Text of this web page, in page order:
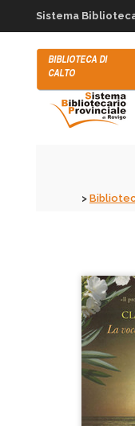
Sistema